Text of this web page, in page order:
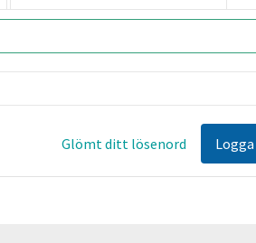
Glömt ditt lösenord